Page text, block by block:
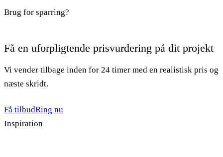
Brug for sparring?
Få en uforpligtende prisvurdering på dit projekt
Vi vender tilbage inden for 24 timer med en realistisk pris og
næste skridt.
Få tilbudRing nu
Inspiration